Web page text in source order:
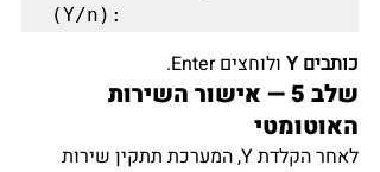
כותבים Y ולוחצים Enter.
שלב 5 — אישור השירות
האוטומטי
לאחר הקלדת Y, המערכת תתקין שירות